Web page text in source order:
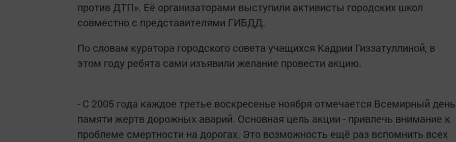
против ДТП». Её организаторами выступили активисты городских школ
совместно с представителями ГИБДД.
По словам куратора городского совета учащихся Кадрии Гиззатуллиной, в
этом году ребята сами изъявили желание провести акцию.
- С 2005 года каждое третье воскресенье ноября отмечается Всемирный день
памяти жертв дорожных аварий. Основная цель акции - привлечь внимание к
проблеме смертности на дорогах. Это возможность ещё раз вспомнить всех